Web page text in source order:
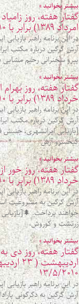
بیشتر بخوانید »
امرداد ۱۳۸۹) برابر با ۱۹/۸/۲۰۱۰
در این برنامه راهبر
آرش گرگین درباره مکتب
پیرو سخنرانی رحیم مشایی
بیشتر بخوانید »
خرداد ۱۳۸۹) برابر با ۱۰/۶/۲۰۱۰
در این برنامه راهبر
آرش گرگین درباره مکتب
[بازیابی ایرانشهری،
کیخسرو آرش
بیشتر بخوانید »
خرداد ۱۳۸۹) برابر با ۱/۶/۲۰۱۰
در این برنامه راهبر
آرش گرگین به مشروعیت
خواهند پرداخت.
زرتشت و کوروش،
بیشتر بخوانید »
گفتار هفته، روز دی
۱۳/۵/۲۰۱۰
در این برنامه راهبر
آرش گرگین به دگرگونی